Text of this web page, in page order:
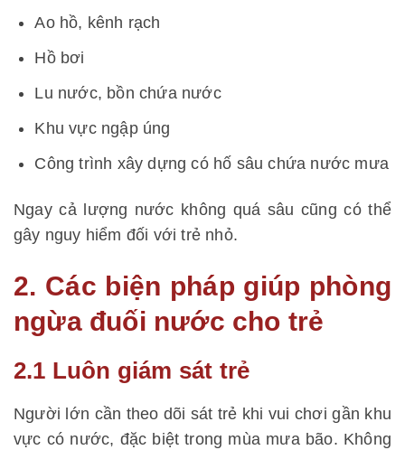
Ao hồ, kênh rạch
Hồ bơi
Lu nước, bồn chứa nước
Khu vực ngập úng
Công trình xây dựng có hố sâu chứa nước mưa
Ngay cả lượng nước không quá sâu cũng có thể
gây nguy hiểm đối với trẻ nhỏ.
2. Các biện pháp giúp phòng
ngừa đuối nước cho trẻ
2.1 Luôn giám sát trẻ
Người lớn cần theo dõi sát trẻ khi vui chơi gần khu
vực có nước, đặc biệt trong mùa mưa bão. Không